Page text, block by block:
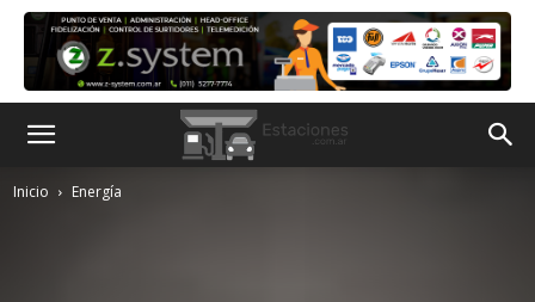
Inicio Energía